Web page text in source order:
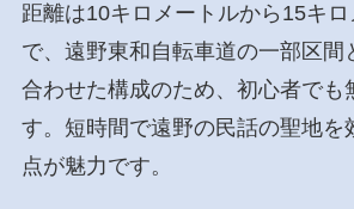
距離は10キロメートルから15キ
で、遠野東和自転車道の一部区間
合わせた構成のため、初心者でも
す。短時間で遠野の民話の聖地を
点が魅力です。